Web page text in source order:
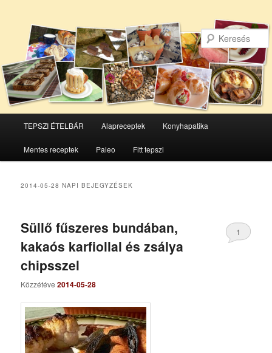
Tovább
az
Tovább
a
TEPSZI ÉTELBÁR Alapreceptek Konyhapatika
Mentes receptek Paleo Fitt tepszi
2014-05-28 NAPI BEJEGYZÉSEK
Süllő fűszeres bundában,
kakaós karfiollal és zsálya
chipsszel
Közzétéve2014-05-28
1